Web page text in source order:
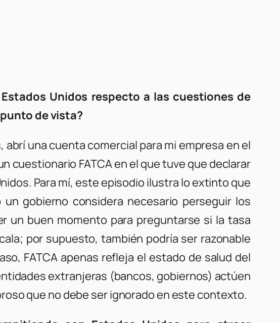
Unidos respecto a las cuestiones de
de vista?
una cuenta comercial para mi empresa en el
cuestionario FATCA en el que tuve que declarar
Para mí, este episodio ilustra lo extinto que
gobierno considera necesario perseguir los
un buen momento para preguntarse si la tasa
por supuesto, también podría ser razonable
FATCA apenas refleja el estado de salud del
extranjeras (bancos, gobiernos) actúen
que no debe ser ignorado en este contexto.